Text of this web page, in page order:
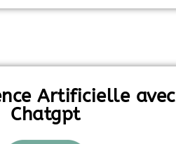
Artificielle avec
Chatgpt